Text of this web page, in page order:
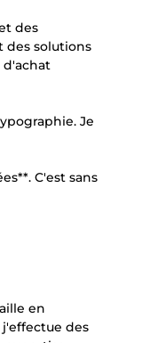
des
des solutions
d'achat
Je
C'est sans
en
j'effectue des